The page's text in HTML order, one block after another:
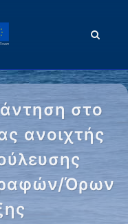
στο
ανοιχτής
Όρων